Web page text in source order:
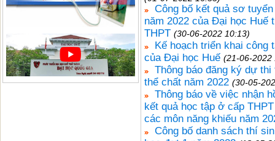
Công bố kết quả sơ
năm 2022 của Đại học Huế
THPT (30-06-2022 10:13)
Kế hoạch triển khai công
của Đại học Huế (21-06-2022
Thông báo đăng ký dự
thể chất năm 2022 (30-05-
Thông báo về việc nhận
kết quả học tập ở cấp
các môn năng khiếu năm
Công bố danh sách thí